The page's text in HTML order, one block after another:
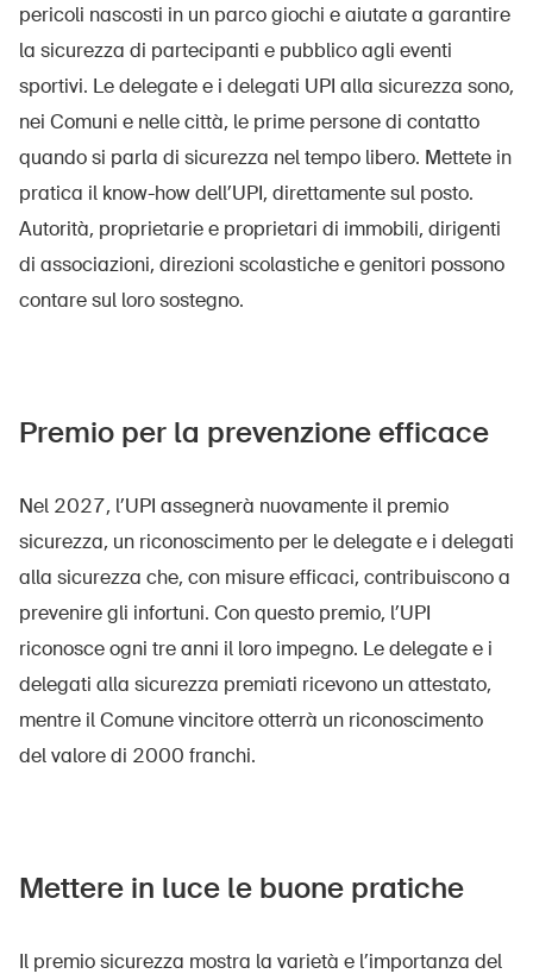
Delegate e delegati alla sicurezza e Comuni
Contatto e consulenza
pericoli nascosti in un parco giochi e aiutate a garantire
la sicurezza di partecipanti e pubblico agli eventi
sportivi. Le delegate e i delegati UPI alla sicurezza sono,
nei Comuni e nelle città, le prime persone di contatto
quando si parla di sicurezza nel tempo libero. Mettete in
pratica il know-how dell’UPI, direttamente sul posto.
Autorità, proprietarie e proprietari di immobili, dirigenti
di associazioni, direzioni scolastiche e genitori possono
contare sul loro sostegno.
Premio per la prevenzione efficace
Nel 2027, l’UPI assegnerà nuovamente il premio
sicurezza, un riconoscimento per le delegate e i delegati
alla sicurezza che, con misure efficaci, contribuiscono a
prevenire gli infortuni. Con questo premio, l’UPI
riconosce ogni tre anni il loro impegno. Le delegate e i
delegati alla sicurezza premiati ricevono un attestato,
mentre il Comune vincitore otterrà un riconoscimento
del valore di 2000 franchi.
Mettere in luce le buone pratiche
Il premio sicurezza mostra la varietà e l’importanza del